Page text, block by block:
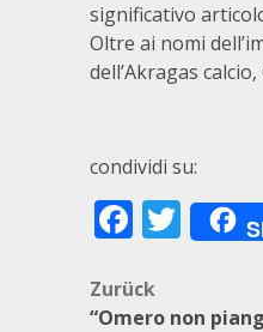
significativo
Oltre ai nomi
dell’Akragas
condividi su:
Zurück
“Omero non